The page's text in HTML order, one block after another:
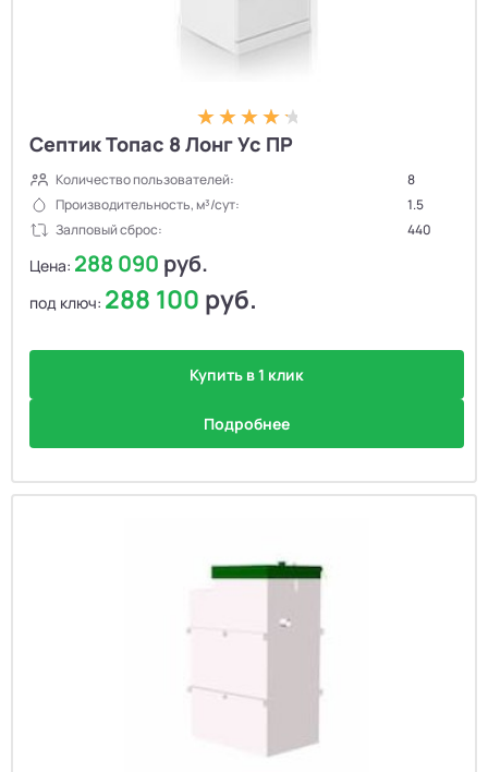
Септик Топас 8 Лонг Ус ПР
Количество пользователей:
8
Производительность, м³/сут:
1.5
Залповый сброс:
440
Цена: 288 090 руб.
под ключ: 288 100 руб.
Купить в 1 клик
Подробнее